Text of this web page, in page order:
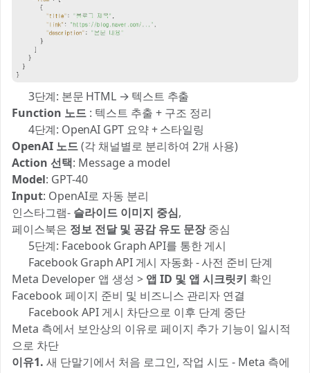
✅ 3단계: 본문 HTML → 텍스트 추출
Function 노드 : 텍스트 추출 + 구조 정리
✅ 4단계: OpenAI GPT 요약 + 스타일링
OpenAI 노드(각 채널별로 분리하여 2개 사용)
Action 선택: Message a model
Model: GPT-40
Input: OpenAI로 자동 분리
인스타그램- 슬라이드 이미지 중심,
페이스북은 정보 전달 및 공감 유도 문장중심
✅ 5단계: Facebook Graph API를 통한 게시
👉 Facebook Graph API 게시 자동화 - 사전 준비 단계
Meta Developer 앱 생성 > 앱 ID 및 앱 시크릿키 확인
Facebook 페이지 준비 및 비즈니스 관리자 연결
⛔ Facebook API 게시 차단으로 이후 단계 중단
Meta 측에서 보안상의 이유로 페이지 추가 기능이 일시적
으로 차단
이유1. 새 단말기에서 처음 로그인, 작업 시도 - Meta 측에